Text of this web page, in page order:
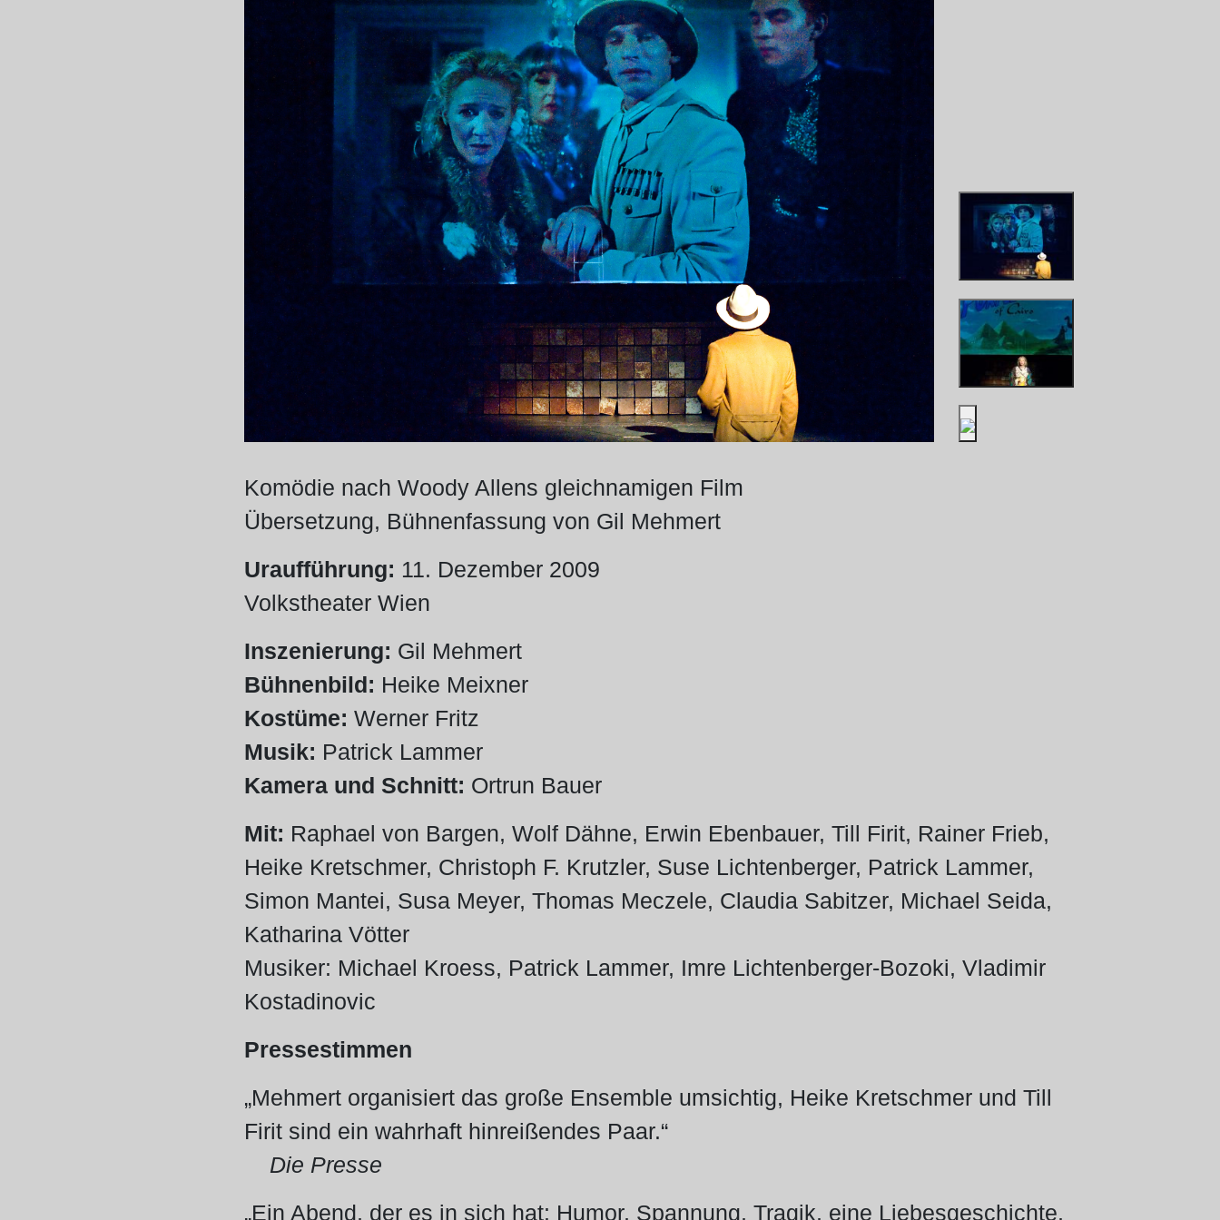
Komödie nach Woody Allens gleichnamigen Film
Übersetzung, Bühnenfassung von Gil Mehmert
Uraufführung: 11. Dezember 2009
Volkstheater Wien
Inszenierung: Gil Mehmert
Bühnenbild: Heike Meixner
Kostüme: Werner Fritz
Musik: Patrick Lammer
Kamera und Schnitt: Ortrun Bauer
Mit: Raphael von Bargen, Wolf Dähne, Erwin Ebenbauer, Till Firit, Rainer Frieb,
Heike Kretschmer, Christoph F. Krutzler, Suse Lichtenberger, Patrick Lammer,
Simon Mantei, Susa Meyer, Thomas Meczele, Claudia Sabitzer, Michael Seida,
Katharina Vötter
Musiker: Michael Kroess, Patrick Lammer, Imre Lichtenberger-Bozoki, Vladimir
Kostadinovic
Pressestimmen
„Mehmert organisiert das große Ensemble umsichtig, Heike Kretschmer und Till
Firit sind ein wahrhaft hinreißendes Paar.“
Die Presse
„Ein Abend, der es in sich hat: Humor, Spannung, Tragik, eine Liebesgeschichte,